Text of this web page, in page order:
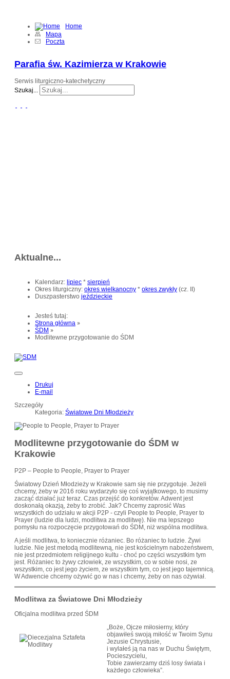
Home
Mapa
Poczta
Parafia św. Kazimierza w Krakowie
Serwis liturgiczno-katechetyczny
Szukaj...
Aktualne...
Kalendarz: lipiec * sierpień
Okres liturgiczny: okres wielkanocny * okres zwykły (cz. II)
Duszpasterstwo jeździeckie
Jesteś tutaj:
Strona główna
ŚDM
Modlitewne przygotowanie do ŚDM
Drukuj
E-mail
Szczegóły
Kategoria: Światowe Dni Młodzieży
Modlitewne przygotowanie do ŚDM w
Krakowie
P2P – People to People, Prayer to Prayer
Światowy Dzień Młodzieży w Krakowie sam się nie przygotuje. Jeżeli
chcemy, żeby w 2016 roku wydarzyło się coś wyjątkowego, to musimy
zacząć działać już teraz. Czas przejść do konkretów. Adwent jest
doskonałą okazją, żeby to zrobić. Jak? Chcemy zaprosić Was
wszystkich do udziału w akcji P2P - czyli People to People, Prayer to
Prayer (ludzie dla ludzi, modlitwa za modlitwę). Nie ma lepszego
pomysłu na rozpoczęcie przygotowań do ŚDM, niż wspólna modlitwa.
A jeśli modlitwa, to koniecznie różaniec. Bo różaniec to ludzie. Żywi
ludzie. Nie jest metodą modlitewną, nie jest kościelnym nabożeństwem,
nie jest przedmiotem religijnego kultu - choć po części wszystkim tym
jest. Różaniec to żywy człowiek, ze wszystkim, co w sobie nosi, ze
wszystkim, co jest jego życiem, ze wszystkim tym, co jest jego tajemnicą.
W Adwencie chcemy ożywić go w nas i chcemy, żeby on nas ożywiał.
Modlitwa za Światowe Dni Młodzieży
Oficjalna modlitwa przed ŚDM
„Boże, Ojcze miłosierny, który
objawiłeś swoją miłość w Twoim Synu
Jezusie Chrystusie,
i wylałeś ją na nas w Duchu Świętym,
Pocieszycielu,
Tobie zawierzamy dziś losy świata i
każdego człowieka”.